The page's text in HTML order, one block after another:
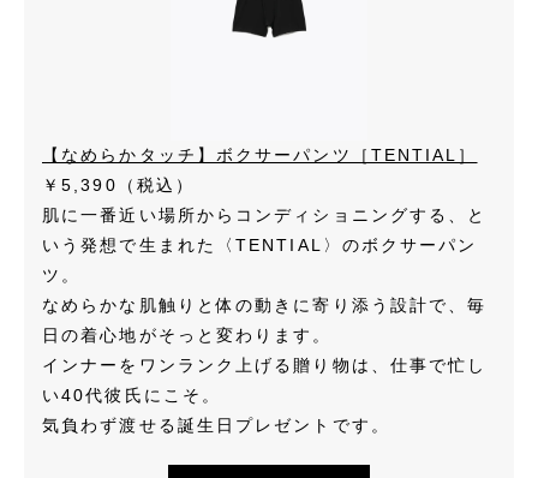
【なめらかタッチ】ボクサーパンツ［TENTIAL］
￥5,390（税込）
肌に一番近い場所からコンディショニングする、と
いう発想で生まれた〈TENTIAL〉のボクサーパン
ツ。
なめらかな肌触りと体の動きに寄り添う設計で、毎
日の着心地がそっと変わります。
インナーをワンランク上げる贈り物は、仕事で忙し
い40代彼氏にこそ。
気負わず渡せる誕生日プレゼントです。